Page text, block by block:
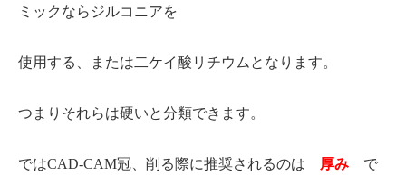
ミックならジルコニアを
使用する、または二ケイ酸リチウムとなります。
つまりそれらは硬いと分類できます。
ではCAD-CAM冠、削る際に推奨されるのは 厚み で